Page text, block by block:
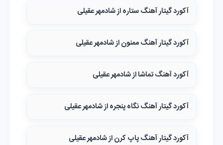
آکورد گیتار آهنگ ستاره از شادمهر عقیلی
آکورد گیتار آهنگ ممنون از شادمهر عقیلی
آکورد آهنگ تماشا از شادمهر عقیلی
آکورد گیتار آهنگ نگاه پنجره از شادمهر عقیلی
آکورد گیتار آهنگ پاپ کرن از شادمهر عقیلی